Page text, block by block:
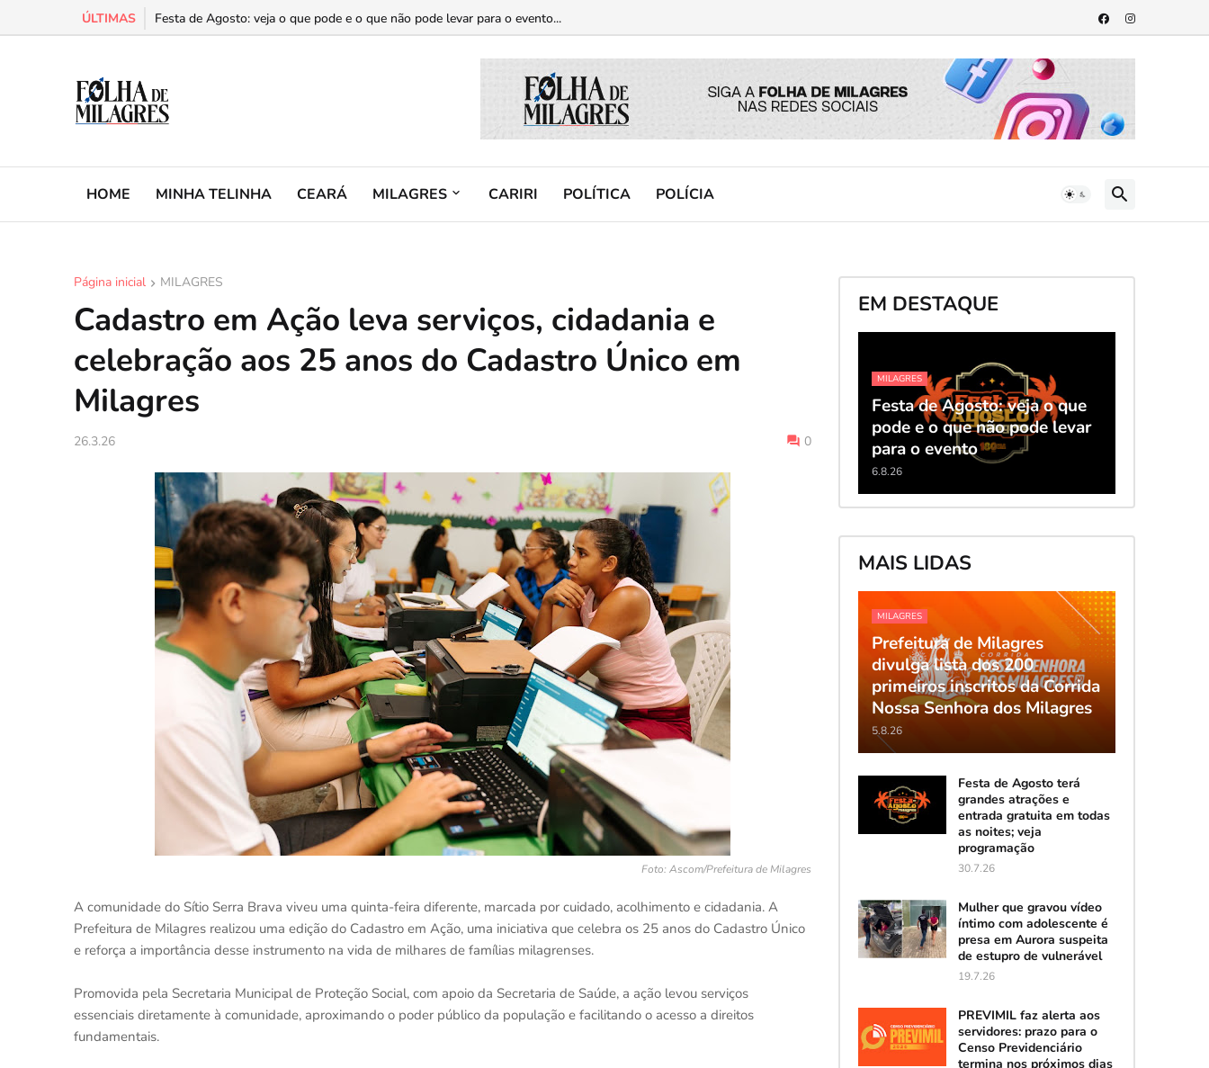
ÚLTIMAS Festa de Agosto: veja o que pode e o que não pode levar para o evento...
Cariri é a segunda região do Ceará com mais casos de violência contra a mulher...
HOME MINHA TELINHA CEARÁ MILAGRES CARIRI POLÍTICA POLÍCIA
Página inicial MILAGRES
Cadastro em Ação leva serviços, cidadania e
celebração aos 25 anos do Cadastro Único em
Milagres
26.3.26 0
Foto: Ascom/Prefeitura de Milagres
A comunidade do Sítio Serra Brava viveu uma quinta-feira diferente, marcada por cuidado, acolhimento e cidadania. A
Prefeitura de Milagres realizou uma edição do Cadastro em Ação, uma iniciativa que celebra os 25 anos do Cadastro Único
e reforça a importância desse instrumento na vida de milhares de famílias milagrenses.
Promovida pela Secretaria Municipal de Proteção Social, com apoio da Secretaria de Saúde, a ação levou serviços
essenciais diretamente à comunidade, aproximando o poder público da população e facilitando o acesso a direitos
fundamentais.
EM DESTAQUE
MILAGRES
Festa de Agosto: veja o que
pode e o que não pode levar
para o evento
6.8.26
MAIS LIDAS
MILAGRES
Prefeitura de Milagres
divulga lista dos 200
primeiros inscritos da Corrida
Nossa Senhora dos Milagres
5.8.26
Festa de Agosto terá
grandes atrações e
entrada gratuita em todas
as noites; veja
programação
30.7.26
Mulher que gravou vídeo
íntimo com adolescente é
presa em Aurora suspeita
de estupro de vulnerável
19.7.26
PREVIMIL faz alerta aos
servidores: prazo para o
Censo Previdenciário
termina nos próximos dias